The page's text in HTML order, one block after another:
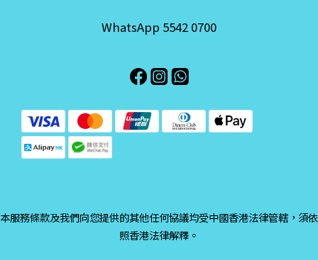
WhatsApp 5542 0700
本服務條款及我們向您提供的其他任何協議均受中國香港法律管轄，須依
照香港法律解釋。